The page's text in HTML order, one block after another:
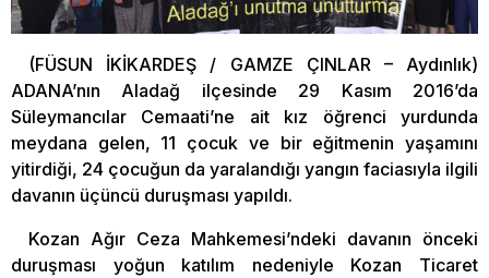
(FÜSUN İKİKARDEŞ / GAMZE ÇINLAR – Aydınlık)
ADANA’nın Aladağ ilçesinde 29 Kasım 2016’da
Süleymancılar Cemaati’ne ait kız öğrenci yurdunda
meydana gelen, 11 çocuk ve bir eğitmenin yaşamını
yitirdiği, 24 çocuğun da yaralandığı yangın faciasıyla ilgili
davanın üçüncü duruşması yapıldı.
Kozan Ağır Ceza Mahkemesi’ndeki davanın önceki
duruşması yoğun katılım nedeniyle Kozan Ticaret